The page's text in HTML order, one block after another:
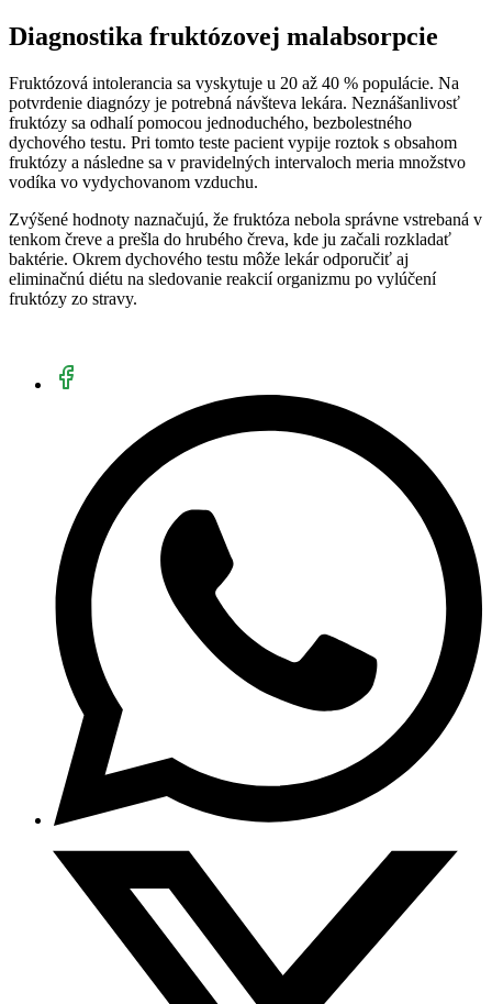
Diagnostika fruktózovej malabsorpcie
Fruktózová intolerancia sa vyskytuje u 20 až 40 % populácie. Na
potvrdenie diagnózy je potrebná návšteva lekára. Neznášanlivosť
fruktózy sa odhalí pomocou jednoduchého, bezbolestného
dychového testu. Pri tomto teste pacient vypije roztok s obsahom
fruktózy a následne sa v pravidelných intervaloch meria množstvo
vodíka vo vydychovanom vzduchu.
Zvýšené hodnoty naznačujú, že fruktóza nebola správne vstrebaná v
tenkom čreve a prešla do hrubého čreva, kde ju začali rozkladať
baktérie. Okrem dychového testu môže lekár odporučiť aj
eliminačnú diétu na sledovanie reakcií organizmu po vylúčení
fruktózy zo stravy.